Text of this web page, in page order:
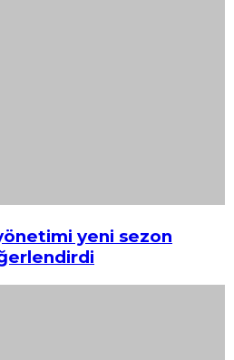
yeni sezon